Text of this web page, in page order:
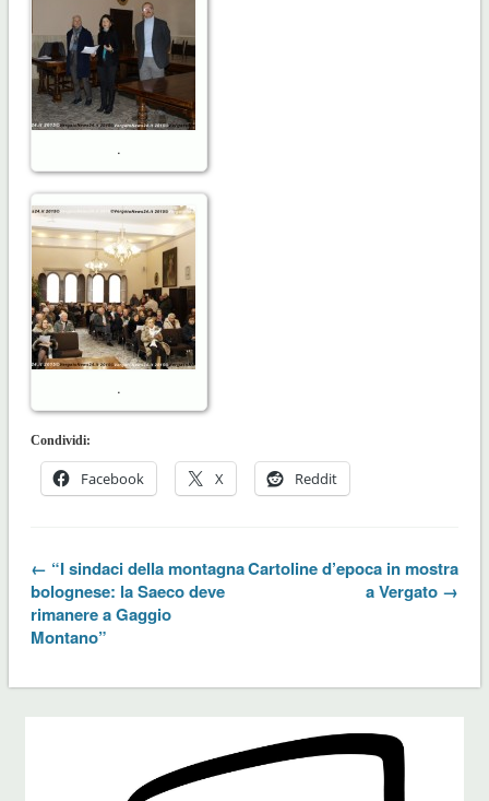
.
.
Condividi:
Facebook X Reddit
← “I sindaci della montagna
bolognese: la Saeco deve
rimanere a Gaggio
Montano”
Cartoline d’epoca in mostra
a Vergato →